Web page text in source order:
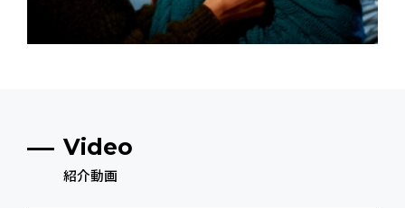
Video
紹介動画